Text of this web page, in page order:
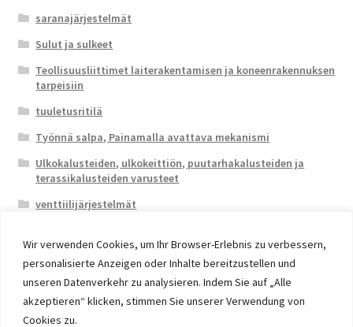
Wir verwenden Cookies, um Ihr Browser-Erlebnis zu verbessern,
personalisierte Anzeigen oder Inhalte bereitzustellen und
unseren Datenverkehr zu analysieren. Indem Sie auf „Alle
akzeptieren“ klicken, stimmen Sie unserer Verwendung von
Cookies zu.
saranajärjestelmät
Sulut ja sulkeet
Teollisuusliittimet laiterakentamisen ja koneenrakennuksen
tarpeisiin
tuuletusritilä
Työnnä salpa, Painamalla avattava mekanismi
Ulkokalusteiden, ulkokeittiön, puutarhakalusteiden ja
terassikalusteiden varusteet
venttiilijärjestelmät
© 2026 Eruon Trade UG, Germany, member of the ERUON